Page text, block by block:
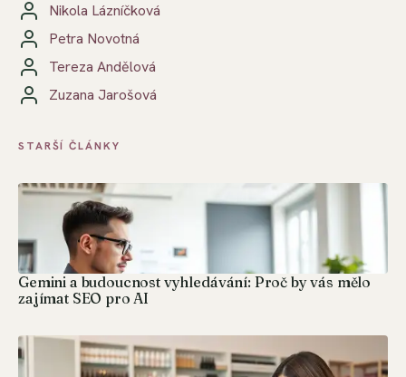
Nikola Lázníčková
Petra Novotná
Tereza Andělová
Zuzana Jarošová
STARŠÍ ČLÁNKY
Gemini a budoucnost vyhledávání: Proč by vás mělo
zajímat SEO pro AI